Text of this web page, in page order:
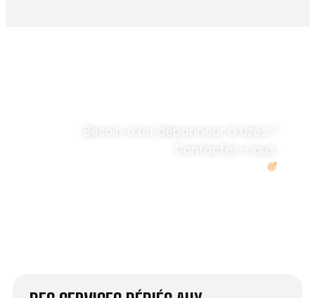
Besoin d’un dépanneur à Uzès ?